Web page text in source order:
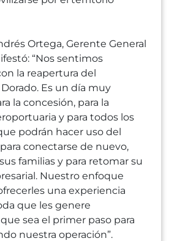
Ortega, Gerente General
“Nos sentimos
la reapertura del
Es un día muy
la concesión, para la
y para todos los
podrán hacer uso del
conectarse de nuevo,
familias y para retomar su
Nuestro enfoque
una experiencia
que les genere
sea el primer paso para
nuestra operación”.